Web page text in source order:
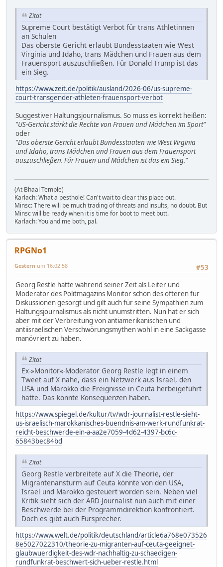
Zitat
Supreme Court bestätigt Verbot für trans Athletinnen
an Schulen
Das oberste Gericht erlaubt Bundesstaaten wie West
Virginia und Idaho, trans Mädchen und Frauen aus dem
Frauensport auszuschließen. Für Donald Trump ist das
ein Sieg.
https://www.zeit.de/politik/ausland/2026-06/us-supreme-
court-transgender-athleten-frauensport-verbot
Suggestiver Haltungsjournalismus. So muss es korrekt heißen:
"US-Gericht stärkt die Rechte von Frauen und Mädchen im Sport"
oder
"Das oberste Gericht erlaubt Bundesstaaten wie West Virginia
und Idaho, trans Mädchen und Frauen aus dem Frauensport
auszuschließen. Für Frauen und Mädchen ist das ein Sieg."
(At Bhaal Temple)
Karlach: What a pesthole! Can't wait to clear this place out.
Minsc: There will be much trading of threats and insults, no doubt. But
Minsc will be ready when it is time for boot to meet butt.
Karlach: You and me both, pal.
RPGNo1
#53
Gestern um 16:02:58
Georg Restle hatte während seiner Zeit als Leiter und
Moderator des Politmagazins Monitor schon des öfteren für
Diskussionen gesorgt und gilt auch für seine Sympathien zum
Haltungsjournalismus als nicht unumstritten. Nun hat er sich
aber mit der Verbreitung von antiamerikanischen und
antiisraelischen Verschwörungsmythen wohl in eine Sackgasse
manövriert zu haben.
Zitat
Ex-»Monitor«-Moderator Georg Restle legt in einem
Tweet auf X nahe, dass ein Netzwerk aus Israel, den
USA und Marokko die Ereignisse in Ceuta herbeigeführt
hätte. Das könnte Konsequenzen haben.
https://www.spiegel.de/kultur/tv/wdr-journalist-restle-sieht-
us-israelisch-marokkanisches-buendnis-am-werk-rundfunkrat-
reicht-beschwerde-ein-a-aa2e7059-4d62-4397-bc6c-
65843bec84bd
Zitat
Georg Restle verbreitete auf X die Theorie, der
Migrantenansturm auf Ceuta könnte von den USA,
Israel und Marokko gesteuert worden sein. Neben viel
Kritik sieht sich der ARD-Journalist nun auch mit einer
Beschwerde bei der Programmdirektion konfrontiert.
Doch es gibt auch Fürsprecher.
https://www.welt.de/politik/deutschland/article6a768e073526
8e5027022310/theorie-zu-migranten-auf-ceuta-geeignet-
glaubwuerdigkeit-des-wdr-nachhaltig-zu-schaedigen-
rundfunkrat-beschwert-sich-ueber-restle.html